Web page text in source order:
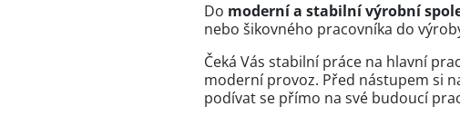
Do moderní a stabilní výrobní
nebo šikovného pracovníka do
Čeká Vás stabilní práce na hlavní
moderní provoz. Před nástupem si
podívat se přímo na své budoucí